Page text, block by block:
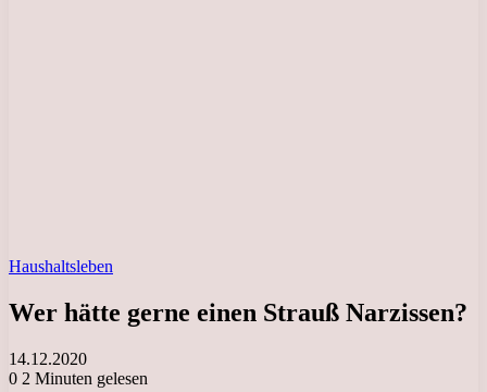
Haushaltsleben
Wer hätte gerne einen Strauß Narzissen?
14.12.2020
0 2 Minuten gelesen